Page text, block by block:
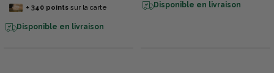
+ 340pointssur la carte
Disponible en livraison
Disponible en livraison